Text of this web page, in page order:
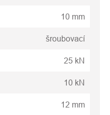
10 mm
šroubovací
25 kN
10 kN
12 mm